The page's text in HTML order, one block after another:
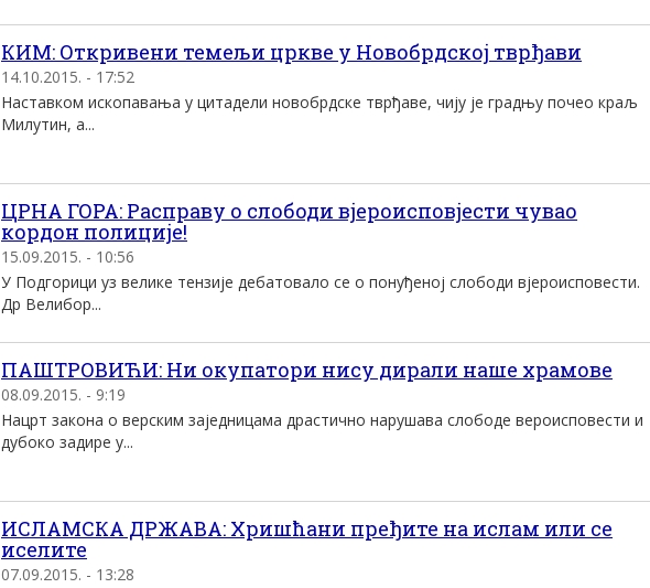
КИМ: Откривени темељи цркве у Новобрдској тврђави
14.10.2015. - 17:52
Наставком ископавања у цитадели новобрдске тврђаве, чију је градњу почео краљ
Милутин, а...
ЦРНА ГОРА: Расправу о слободи вјероисповјести чувао
кордон полиције!
15.09.2015. - 10:56
У Подгорици уз велике тензије дебатовало се о понуђеној слободи вјероисповести.
Др Велибор...
ПАШТРОВИЋИ: Ни окупатори нису дирали наше храмове
08.09.2015. - 9:19
Нацрт закона о верским заједницама драстично нарушава слободе вероисповести и
дубоко задире у...
ИСЛАМСКА ДРЖАВА: Хришћани пређите на ислам или се
иселите
07.09.2015. - 13:28